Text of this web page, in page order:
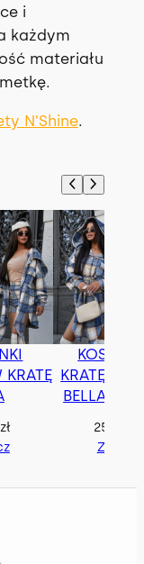
i
każdym
materiału
N’Shine.
KRATĘ
zł
KRATĘ
BELLA z
259.00
Zobacz